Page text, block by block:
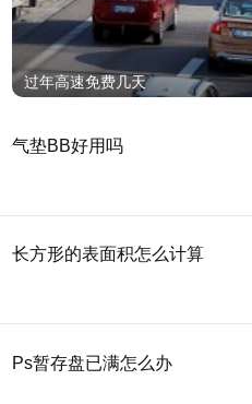
过年高速免费几天
气垫BB好用吗
长方形的表面积怎么计算
Ps暂存盘已满怎么办